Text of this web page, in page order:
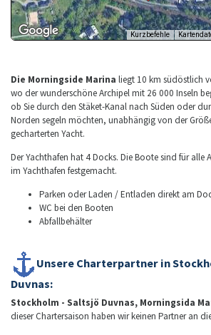
Die Morningside Marina liegt 10 km südöstlich
wo der wunderschöne Archipel mit 26 000 Inseln
ob Sie durch den Stäket-Kanal nach Süden oder
Norden segeln möchten, unabhängig von der
gecharterten Yacht.
Der Yachthafen hat 4 Docks. Die Boote sind für alle
im Yachthafen festgemacht.
Parken oder Laden / Entladen direkt am
WC bei den Booten
Abfallbehälter
Unsere Charterpartner in
Duvnas:
Stockholm - Saltsjö Duvnas, Morningsida
dieser Chartersaison haben wir keinen Partner an